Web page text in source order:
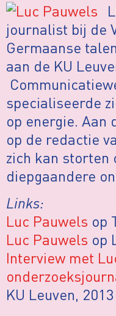
journalist bij de
Germaanse
aan de KU
specialiseerde
op energie. Aan
op de redactie
zich kan storten
diepgaandere
Links:
Luc Pauwels op
Luc Pauwels op
Interview met
KU Leuven, 2013